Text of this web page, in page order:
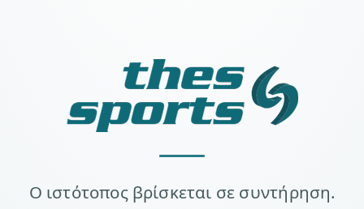
Ο ιστότοπος βρίσκεται σε συντήρηση.